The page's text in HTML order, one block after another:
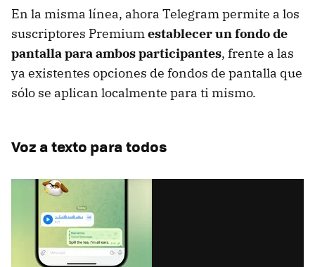
En la misma línea, ahora Telegram permite a los
suscriptores Premiumestablecer un fondo de
pantalla para ambos participantes, frente a las
ya existentes opciones de fondos de pantalla que
sólo se aplican localmente para ti mismo.
Voz a texto para todos